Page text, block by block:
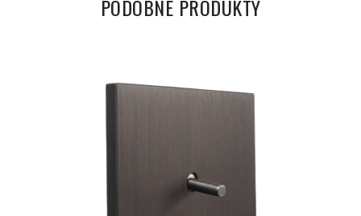
PODOBNE PRODUKTY